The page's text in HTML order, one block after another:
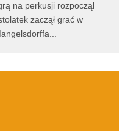
na perkusji rozpoczął
zaczął grać w